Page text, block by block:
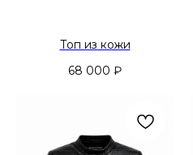
Топ из кожи
68 000 ₽